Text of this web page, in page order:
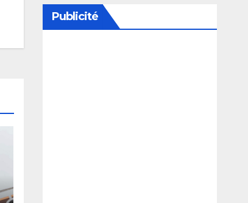
Publicité